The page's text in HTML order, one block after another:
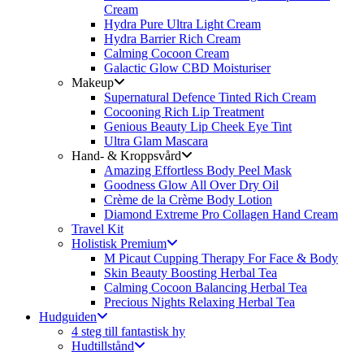
Cream
Hydra Pure Ultra Light Cream
Hydra Barrier Rich Cream
Calming Cocoon Cream
Galactic Glow CBD Moisturiser
Makeup
Supernatural Defence Tinted Rich Cream
Cocooning Rich Lip Treatment
Genious Beauty Lip Cheek Eye Tint
Ultra Glam Mascara
Hand- & Kroppsvård
Amazing Effortless Body Peel Mask
Goodness Glow All Over Dry Oil
Crème de la Crème Body Lotion
Diamond Extreme Pro Collagen Hand Cream
Travel Kit
Holistisk Premium
M Picaut Cupping Therapy For Face & Body
Skin Beauty Boosting Herbal Tea
Calming Cocoon Balancing Herbal Tea
Precious Nights Relaxing Herbal Tea
Hudguiden
4 steg till fantastisk hy
Hudtillstånd